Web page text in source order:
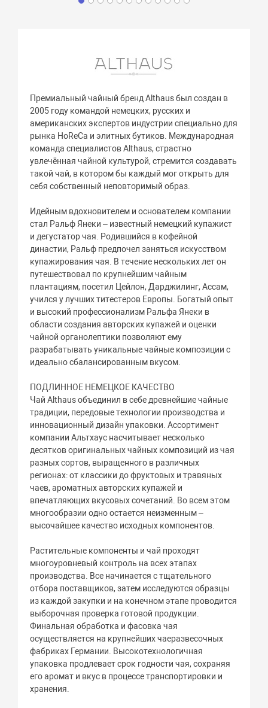
Премиальный чайный бренд Althaus был создан в
2005 году командой немецких, русских и
американских экспертов индустрии специально для
рынка HoReCa и элитных бутиков. Международная
команда специалистов Althaus, страстно
увлечённая чайной культурой, стремится создавать
такой чай, в котором бы каждый мог открыть для
себя собственный неповторимый образ.
Идейным вдохновителем и основателем компании
стал Ральф Янеки – известный немецкий купажист
и дегустатор чая. Родившийся в кофейной
династии, Ральф предпочел заняться искусством
купажирования чая. В течение нескольких лет он
путешествовал по крупнейшим чайным
плантациям, посетил Цейлон, Дарджилинг, Ассам,
учился у лучших титестеров Европы. Богатый опыт
и высокий профессионализм Ральфа Янеки в
области создания авторских купажей и оценки
чайной органолептики позволяют ему
разрабатывать уникальные чайные композиции с
идеально сбалансированным вкусом.
ПОДЛИННОЕ НЕМЕЦКОЕ КАЧЕСТВО
Чай Althaus объединил в себе древнейшие чайные
традиции, передовые технологии производства и
инновационный дизайн упаковки. Ассортимент
компании Альтхаус насчитывает несколько
десятков оригинальных чайных композиций из чая
разных сортов, выращенного в различных
регионах: от классики до фруктовых и травяных
чаев, ароматных авторских купажей и
впечатляющих вкусовых сочетаний. Во всем этом
многообразии одно остается неизменным –
высочайшее качество исходных компонентов.
Растительные компоненты и чай проходят
многоуровневый контроль на всех этапах
производства. Все начинается с тщательного
отбора поставщиков, затем исследуются образцы
из каждой закупки и на конечном этапе проводится
выборочная проверка готовой продукции.
Финальная обработка и фасовка чая
осуществляется на крупнейших чаеразвесочных
фабриках Германии. Высокотехнологичная
упаковка продлевает срок годности чая, сохраняя
его аромат и вкус в процессе транспортировки и
хранения.